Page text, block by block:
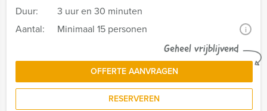
Duur:
3 uur en 30 minuten
Aantal:
Minimaal 15 personen i
Geheel vrijblijvend
OFFERTE AANVRAGEN
RESERVEREN